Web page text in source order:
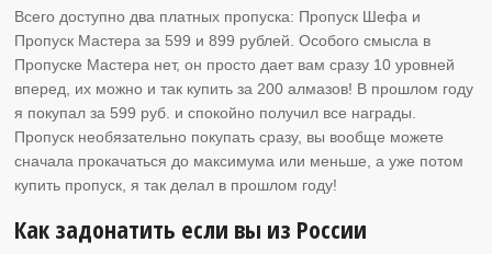
Всего доступно два платных пропуска: Пропуск Шефа и
Пропуск Мастера за 599 и 899 рублей. Особого смысла в
Пропуске Мастера нет, он просто дает вам сразу 10 уровней
вперед, их можно и так купить за 200 алмазов! В прошлом году
я покупал за 599 руб. и спокойно получил все награды.
Пропуск необязательно покупать сразу, вы вообще можете
сначала прокачаться до максимума или меньше, а уже потом
купить пропуск, я так делал в прошлом году!
Как задонатить если вы из России